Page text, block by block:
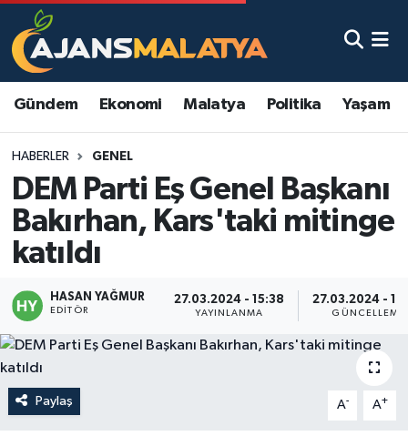
Gündem Ekonomi Malatya Politika Yaşam
HABERLER GENEL
DEM Parti Eş Genel Başkanı
Bakırhan, Kars'taki mitinge
katıldı
HASAN YAĞMUR
EDITÖR
27.03.2024 - 15:38
YAYINLANMA
27.03.2024 -
GÜNCELLEME
Paylaş A- A+
Asayiş
Eğitim
Ekonomi
Gündem
Kadın
Kültür & Sanat
Magazin
Malatya Nöbetçi Eczaneler
Malatya Namaz Vakitleri
Malatya Trafik Yoğunluk Haritası
TFF 3.Lig 2.Grup Puan Durumu ve Fikstür
Tüm Manşetler
Son Dakika Haberleri
Haber Arşivi